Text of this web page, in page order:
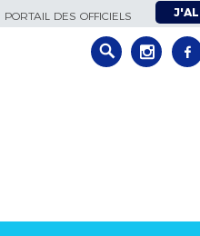
PORTAIL DES OFFICIELS